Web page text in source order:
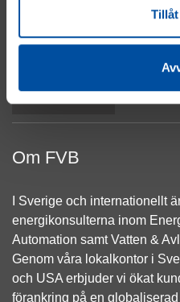
Integritetspolicy
Till toppen
Om FVB
I Sverige och internationellt
energikonsulterna inom
Automation samt Vatten &
Genom våra lokalkontor i
och USA erbjuder vi ökat
förankring på en